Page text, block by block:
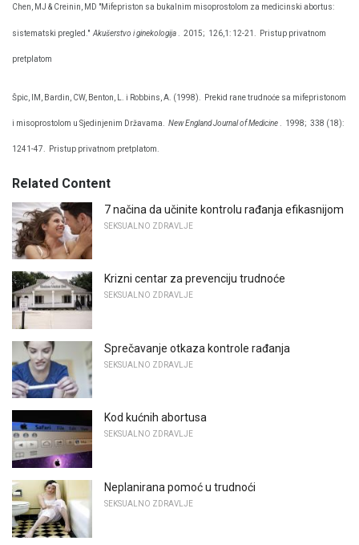
Chen, MJ & Creinin, MD "Mifepriston sa bukalnim misoprostolom za medicinski abortus:
sistematski pregled." Akušerstvo i ginekologija 2015; 126,1: 12-21. Pristup privatnom
pretplatom
Špic, IM, Bardin, CW, Benton, L. i Robbins, A. (1998). Prekid rane trudnoće sa mifepristonom
i misoprostolom u Sjedinjenim Državama. New England Journal of Medicine. 1998; 338 (18):
1241-47. Pristup privatnom pretplatom.
Related Content
7 načina da učinite kontrolu rađanja efikasnijom
SEKSUALNO ZDRAVLJE
Krizni centar za prevenciju trudnoće
SEKSUALNO ZDRAVLJE
Sprečavanje otkaza kontrole rađanja
SEKSUALNO ZDRAVLJE
Kod kućnih abortusa
SEKSUALNO ZDRAVLJE
Neplanirana pomoć u trudnoći
SEKSUALNO ZDRAVLJE